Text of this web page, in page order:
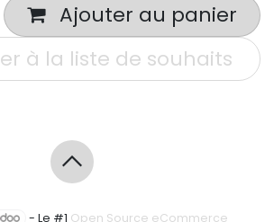
Ajouter au panier
à la liste de souhaits
- Le #1 Open Source eCommerce